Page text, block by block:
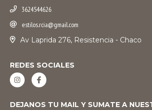
3624544626
estilos.rcia@gmail.com
Av Laprida 276, Resistencia - Chaco
REDES SOCIALES
DEJANOS TU MAIL Y SUMATE A